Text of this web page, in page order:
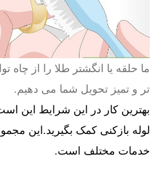
ما حلقه یا انگشتر طلا را از چاه
تر و تمیز تحویل شما می دهیم.
بهترین کار در این شرایط این
لوله بازکنی کمک بگیرید.این
خدمات مختلف است.